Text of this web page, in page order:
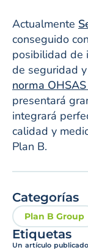
Actualmente
conseguido con
posibilidad de
de seguridad
norma
presentará
integrará
calidad y
Plan B.
Categorías
Plan B Group
Etiquetas
Un artículo